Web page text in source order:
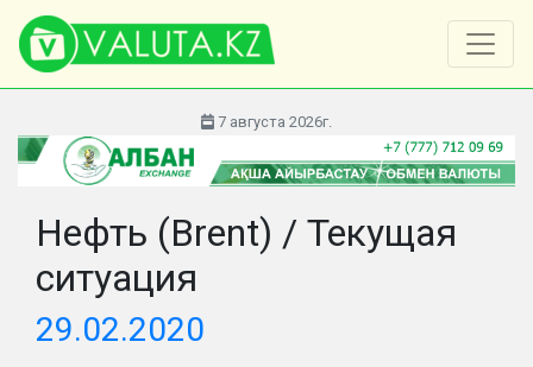
7 августа 2026г.
Нефть (Brent) / Текущая
ситуация
29.02.2020